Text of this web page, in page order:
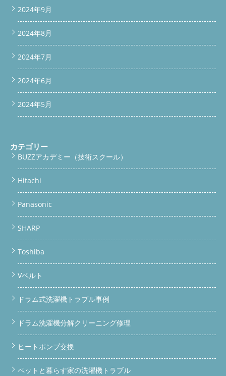
2024年9月
2024年8月
2024年7月
2024年6月
2024年5月
カテゴリー
BUZZアカデミー（技術スクール）
Hitachi
Panasonic
SHARP
Toshiba
Vベルト
ドラム式洗濯機トラブル事例
ドラム洗濯機分解クリーニング修理
ヒートポンプ交換
ペットと暮らす家の洗濯機トラブル